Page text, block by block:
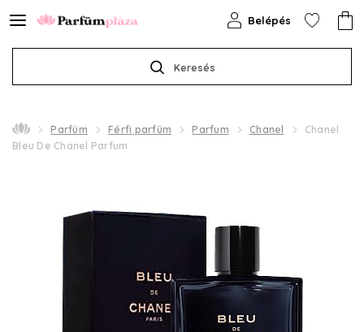
Keresés
Belépés
Parfüm Férfi parfüm Parfum Chanel
Chanel
Bleu De Chanel Parfum